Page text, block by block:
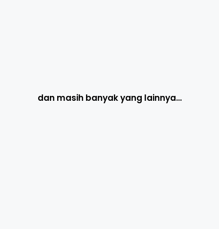
dan masih banyak yang lainnya…